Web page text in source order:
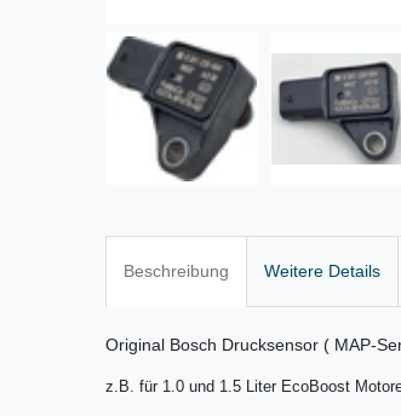
Beschreibung Weitere Details
Original Bosch Drucksensor ( MAP-
z.B. für 1.0 und 1.5 Liter EcoBoost